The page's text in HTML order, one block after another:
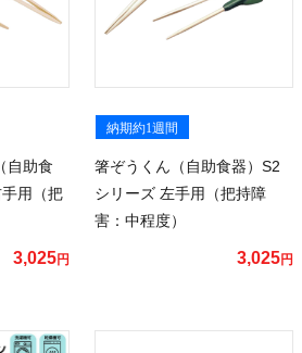
自助食
用（把
3,025円
納期約1週間
箸ぞうくん（自助食器）S2
シリーズ 左手用（把持障
害：中程度）
3,025円